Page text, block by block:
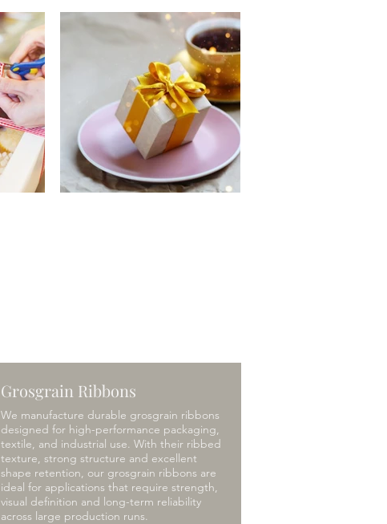
Grosgrain Ribbons
We manufacture durable grosgrain ribbons
designed for high-performance packaging,
textile, and industrial use. With their ribbed
texture, strong structure and excellent
shape retention, our grosgrain ribbons are
ideal for applications that require strength,
visual definition and long-term reliability
across large production runs.